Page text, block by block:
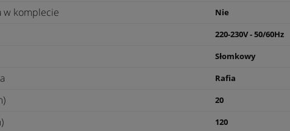
w komplecie Nie
220-230V - 50/60Hz
Słomkowy
Rafia
20
120